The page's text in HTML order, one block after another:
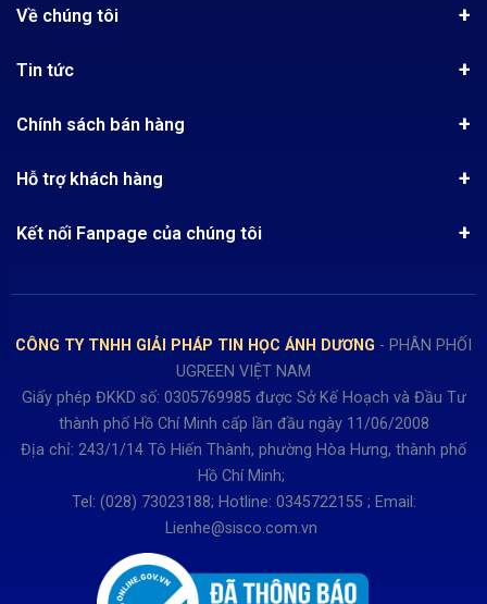
Về chúng tôi
Quy chế hoạt động
Tra cứu đơn hàng
Tin tức
Công nghệ - Sản phẩm mới
Review sản phẩm
Chính sách bán hàng
Chính sách Hủy, Đổi, Trả hàng
Hướng dẫn đăng ký tài khoản
Hỗ trợ khách hàng
Thời gian làm việc từ Thứ 2- Thứ 7
Buổi chiều từ 13h15 đến 17h30
Thứ 7 làm đến 15h30 chiều.
Kết nối Fanpage của chúng tôi
CÔNG TY TNHH GIẢI PHÁP TIN HỌC ÁNH DƯƠNG - PHÂN PHỐI
UGREEN VIỆT NAM
Giấy phép ĐKKD số: 0305769985 được Sở Kế Hoạch và Đầu Tư
thành phố Hồ Chí Minh cấp lần đầu ngày 11/06/2008
Địa chỉ: 243/1/14 Tô Hiến Thành, phường Hòa Hưng, thành phố
Hồ Chí Minh;
Tel: (028) 73023188; Hotline: 0345722155 ; Email:
Lienhe@sisco.com.vn